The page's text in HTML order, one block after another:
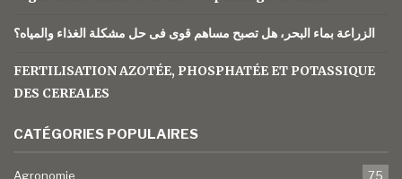
الزراعة بماء البحر، هل تصبح مساهم قوى فى حل مشكلة الغذاء والمياه؟
FERTILISATION AZOTÉE, PHOSPHATÉE ET POTASSIQUE
DES CEREALES
CATÉGORIES POPULAIRES
Agronomie 75